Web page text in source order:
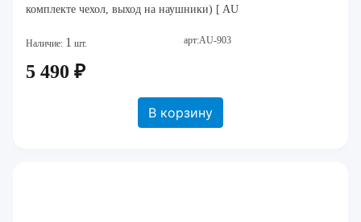
комплекте чехол, выход на наушники) [ AU
Наличие: 1 шт. арт:AU-903
5 490 ₽
В корзину